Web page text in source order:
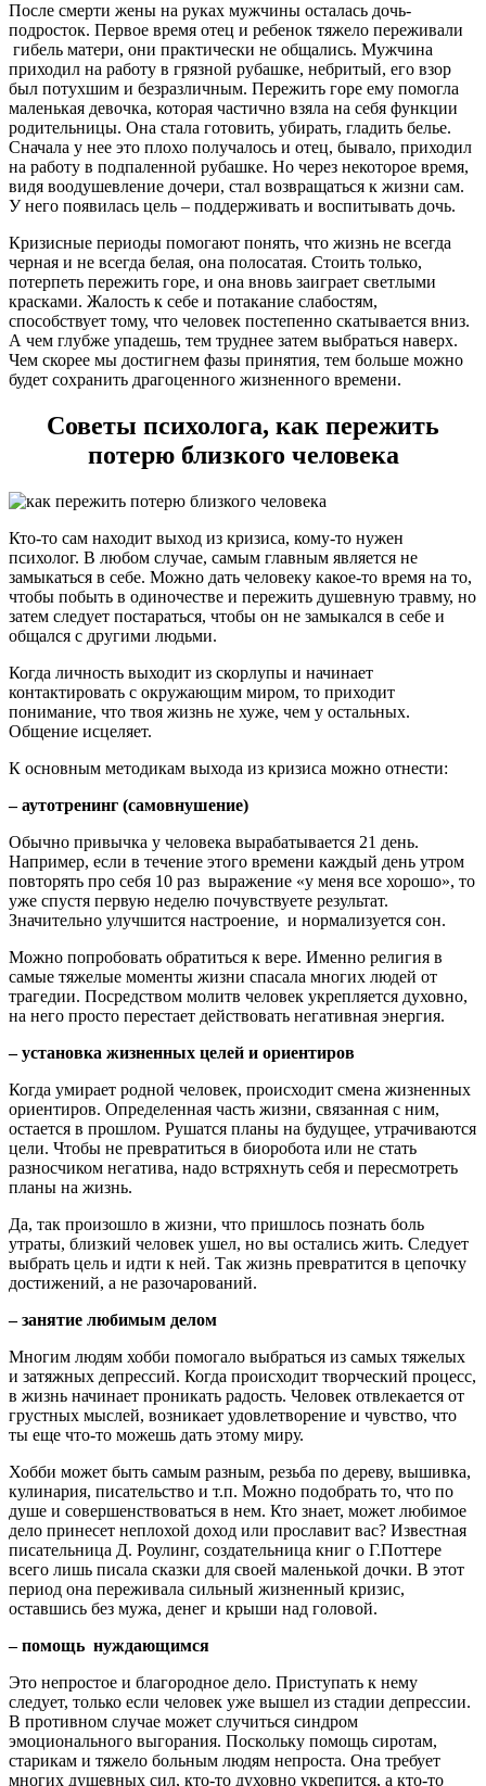
После смерти жены на руках мужчины осталась дочь-
подросток. Первое время отец и ребенок тяжело переживали
гибель матери, они практически не общались. Мужчина
приходил на работу в грязной рубашке, небритый, его взор
был потухшим и безразличным. Пережить горе ему помогла
маленькая девочка, которая частично взяла на себя функции
родительницы. Она стала готовить, убирать, гладить белье.
Сначала у нее это плохо получалось и отец, бывало, приходил
на работу в подпаленной рубашке. Но через некоторое время,
видя воодушевление дочери, стал возвращаться к жизни сам.
У него появилась цель – поддерживать и воспитывать дочь.
Кризисные периоды помогают понять, что жизнь не всегда
черная и не всегда белая, она полосатая. Стоить только,
потерпеть пережить горе, и она вновь заиграет светлыми
красками. Жалость к себе и потакание слабостям,
способствует тому, что человек постепенно скатывается вниз.
А чем глубже упадешь, тем труднее затем выбраться наверх.
Чем скорее мы достигнем фазы принятия, тем больше можно
будет сохранить драгоценного жизненного времени.
Советы психолога, как пережить
потерю близкого человека
Кто-то сам находит выход из кризиса, кому-то нужен
психолог. В любом случае, самым главным является не
замыкаться в себе. Можно дать человеку какое-то время на то,
чтобы побыть в одиночестве и пережить душевную травму, но
затем следует постараться, чтобы он не замыкался в себе и
общался с другими людьми.
Когда личность выходит из скорлупы и начинает
контактировать с окружающим миром, то приходит
понимание, что твоя жизнь не хуже, чем у остальных.
Общение исцеляет.
К основным методикам выхода из кризиса можно отнести:
– аутотренинг (самовнушение)
Обычно привычка у человека вырабатывается 21 день.
Например, если в течение этого времени каждый день утром
повторять про себя 10 раз выражение «у меня все хорошо», то
уже спустя первую неделю почувствуете результат.
Значительно улучшится настроение, и нормализуется сон.
Можно попробовать обратиться к вере. Именно религия в
самые тяжелые моменты жизни спасала многих людей от
трагедии. Посредством молитв человек укрепляется духовно,
на него просто перестает действовать негативная энергия.
– установка жизненных целей и ориентиров
Когда умирает родной человек, происходит смена жизненных
ориентиров. Определенная часть жизни, связанная с ним,
остается в прошлом. Рушатся планы на будущее, утрачиваются
цели. Чтобы не превратиться в биоробота или не стать
разносчиком негатива, надо встряхнуть себя и пересмотреть
планы на жизнь.
Да, так произошло в жизни, что пришлось познать боль
утраты, близкий человек ушел, но вы остались жить. Следует
выбрать цель и идти к ней. Так жизнь превратится в цепочку
достижений, а не разочарований.
– занятие любимым делом
Многим людям хобби помогало выбраться из самых тяжелых
и затяжных депрессий. Когда происходит творческий процесс,
в жизнь начинает проникать радость. Человек отвлекается от
грустных мыслей, возникает удовлетворение и чувство, что
ты еще что-то можешь дать этому миру.
Хобби может быть самым разным, резьба по дереву, вышивка,
кулинария, писательство и т.п. Можно подобрать то, что по
душе и совершенствоваться в нем. Кто знает, может любимое
дело принесет неплохой доход или прославит вас? Известная
писательница Д. Роулинг, создательница книг о Г.Поттере
всего лишь писала сказки для своей маленькой дочки. В этот
период она переживала сильный жизненный кризис,
оставшись без мужа, денег и крыши над головой.
– помощь нуждающимся
Это непростое и благородное дело. Приступать к нему
следует, только если человек уже вышел из стадии депрессии.
В противном случае может случиться синдром
эмоционального выгорания. Поскольку помощь сиротам,
старикам и тяжело больным людям непроста. Она требует
многих душевных сил, кто-то духовно укрепится, а кто-то